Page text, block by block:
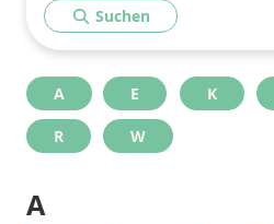
Suchen
A E K
R W
A